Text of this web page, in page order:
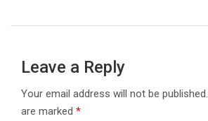
Leave a Reply
Your email address will not be published.
are marked *